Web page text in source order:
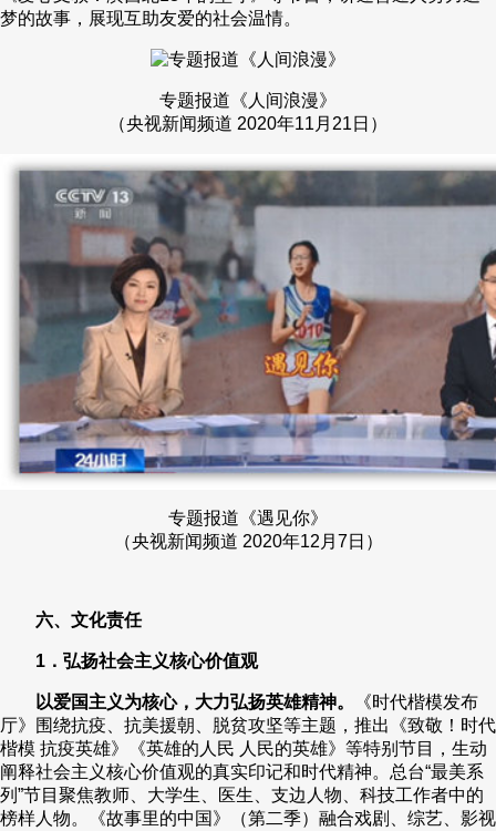
梦的故事，展现互助友爱的社会温情。
专题报道《人间浪漫》
（央视新闻频道 2020年11月21日）
专题报道《遇见你》
（央视新闻频道 2020年12月7日）
六、文化责任
1．弘扬社会主义核心价值观
以爱国主义为核心，大力弘扬英雄精神。
《时代楷模发布
厅》围绕抗疫、抗美援朝、脱贫攻坚等主题，推出《致敬！时代
楷模 抗疫英雄》《英雄的人民 人民的英雄》等特别节目，生动
阐释社会主义核心价值观的真实印记和时代精神。总台“最美系
列”节目聚焦教师、大学生、医生、支边人物、科技工作者中的
榜样人物。《故事里的中国》（第二季）融合戏剧、综艺、影视